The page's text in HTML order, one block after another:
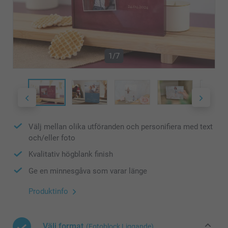
1/7
Välj mellan olika utföranden och personifiera med text
och/eller foto
Kvalitativ högblank finish
Ge en minnesgåva som varar länge
Produktinfo